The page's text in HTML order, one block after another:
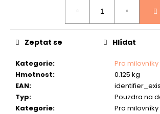
Kategorie:
Pro milovníky
Hmotnost:
0.125 kg
EAN:
Typ:
Pouzdra na
Kategorie:
Pro milovníky
Zeptat se Hlídat
"LOVU
ZDAR"
Kč